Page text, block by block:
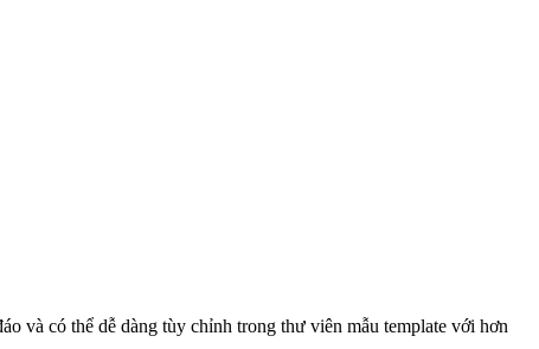
và có thể dễ dàng tùy chỉnh trong thư viên mẫu template với hơn